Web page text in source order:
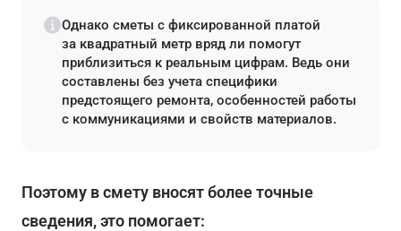
Однако сметы с фиксированной платой
за квадратный метр вряд ли помогут
приблизиться к реальным цифрам. Ведь они
составлены без учета специфики
предстоящего ремонта, особенностей работы
с коммуникациями и свойств материалов.
Поэтому в смету вносят более точные
сведения, это помогает: